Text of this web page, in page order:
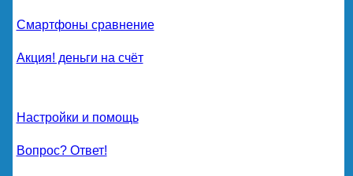
Смартфоны сравнение
Акция! деньги на счёт
Настройки и помощь
Вопрос? Ответ!